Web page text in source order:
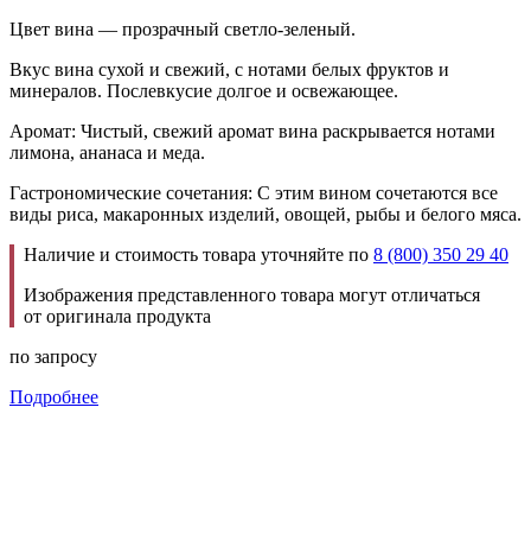
Цвет вина — прозрачный светло-зеленый.
Вкус вина сухой и свежий, с нотами белых фруктов и
минералов. Послевкусие долгое и освежающее.
Аромат: Чистый, свежий аромат вина раскрывается нотами
лимона, ананаса и меда.
Гастрономические сочетания: С этим вином сочетаются все
виды риса, макаронных изделий, овощей, рыбы и белого мяса.
Наличие и стоимость товара уточняйте по 8 (800) 350 29 40
Изображения представленного товара могут отличаться
от оригинала продукта
по запросу
Подробнее